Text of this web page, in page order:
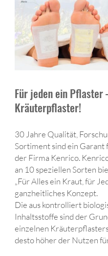
Für jeden ein Pflaster
Kräuterpflaster!
30 Jahre Qualität,
Sortiment sind ein
der Firma Kenrico.
an 10 speziellen Sorten
„Für Alles ein Kraut, für
ganzheitliches Konzept.
Die aus kontrolliert
Inhaltsstoffe sind der
einzelnen
desto höher der Nutzen